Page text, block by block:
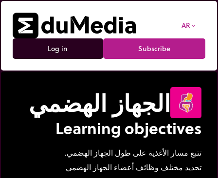
AR expand_more
Log in Subscribe
الجهاز الهضمي
Learning objectives
تتبع مسار الأغذية على طول الجهاز الهضمي.
تحديد مختلف وظائف أعضاء الجهاز الهضمي